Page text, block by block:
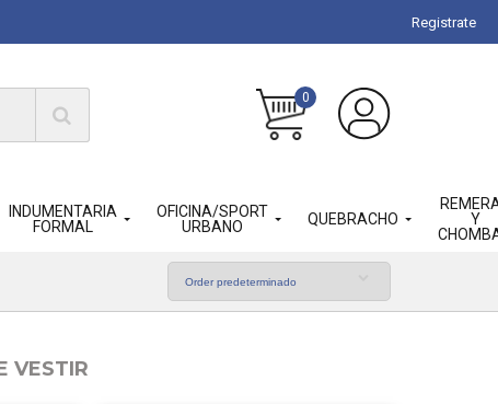
Registrate
0
INDUMENTARIA
FORMAL
OFICINA/SPORT
URBANO
QUEBRACHO
Y
VESTIR